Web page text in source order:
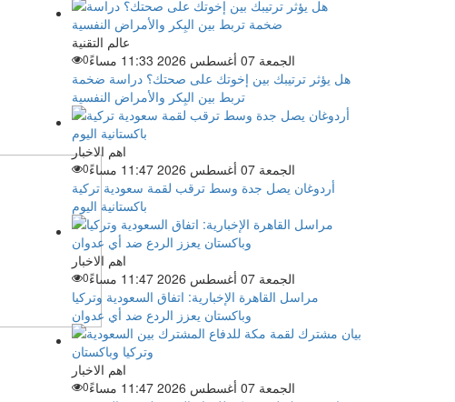
عالم التقنية
الجمعة 07 أغسطس 2026 11:33 مساءً
0
هل يؤثر ترتيبك بين إخوتك على صحتك؟ دراسة ضخمة
تربط بين البِكر والأمراض النفسية
اهم الاخبار
الجمعة 07 أغسطس 2026 11:47 مساءً
0
أردوغان يصل جدة وسط ترقب لقمة سعودية تركية
باكستانية اليوم
اهم الاخبار
الجمعة 07 أغسطس 2026 11:47 مساءً
0
مراسل القاهرة الإخبارية: اتفاق السعودية وتركيا
وباكستان يعزز الردع ضد أي عدوان
اهم الاخبار
الجمعة 07 أغسطس 2026 11:47 مساءً
0